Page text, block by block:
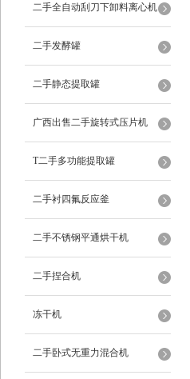
二手全自动刮刀下卸料离心机
二手发酵罐
二手静态提取罐
广西出售二手旋转式压片机
T二手多功能提取罐
二手衬四氟反应釜
二手不锈钢平通烘干机
二手捏合机
冻干机
二手卧式无重力混合机